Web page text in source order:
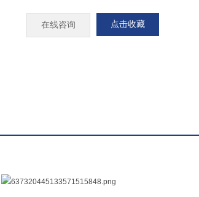
在线咨询 点击收藏